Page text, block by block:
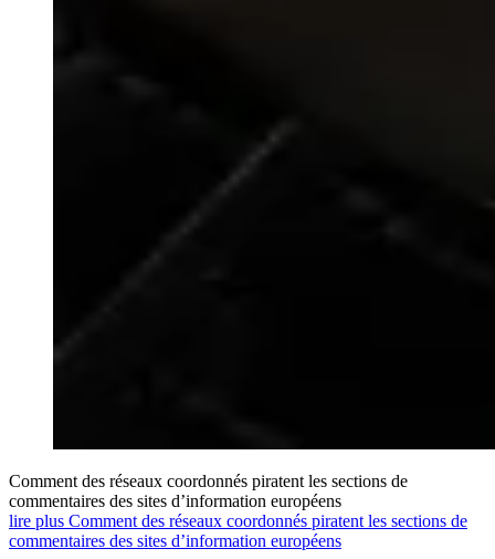
Comment des réseaux coordonnés piratent les sections de
commentaires des sites d’information européens
lire plus Comment des réseaux coordonnés piratent les sections de
commentaires des sites d’information européens